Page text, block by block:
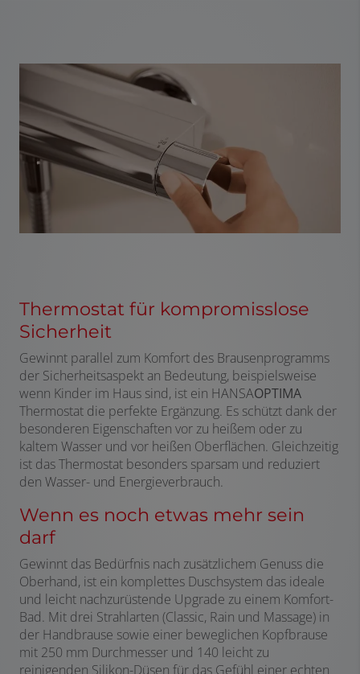
Thermostat für kompromisslose
Sicherheit
Gewinnt parallel zum Komfort des Brausenprogramms
der Sicherheitsaspekt an Bedeutung, beispielsweise
wenn Kinder im Haus sind, ist ein HANSAOPTIMA
Thermostat die perfekte Ergänzung. Es schützt dank der
besonderen Eigenschaften vor zu heißem oder zu
kaltem Wasser und vor heißen Oberflächen. Gleichzeitig
ist das Thermostat besonders sparsam und reduziert
den Wasser- und Energieverbrauch.
Wenn es noch etwas mehr sein
darf
Gewinnt das Bedürfnis nach zusätzlichem Genuss die
Oberhand, ist ein komplettes Duschsystem das ideale
und leicht nachzurüstende Upgrade zu einem Komfort-
Bad. Mit drei Strahlarten (Classic, Rain und Massage) in
der Handbrause sowie einer beweglichen Kopfbrause
mit 250 mm Durchmesser und 140 leicht zu
reinigenden Silikon-Düsen für das Gefühl einer echten